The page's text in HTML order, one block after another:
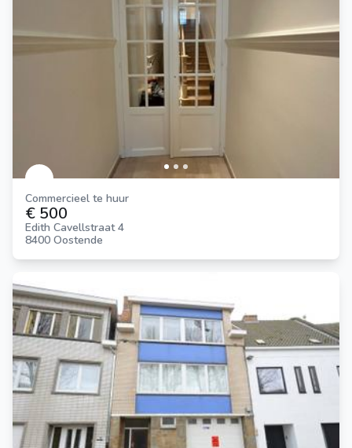
Commercieel te huur
€ 500
Edith Cavellstraat 4
8400 Oostende